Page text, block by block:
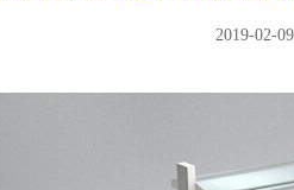
2019-02-